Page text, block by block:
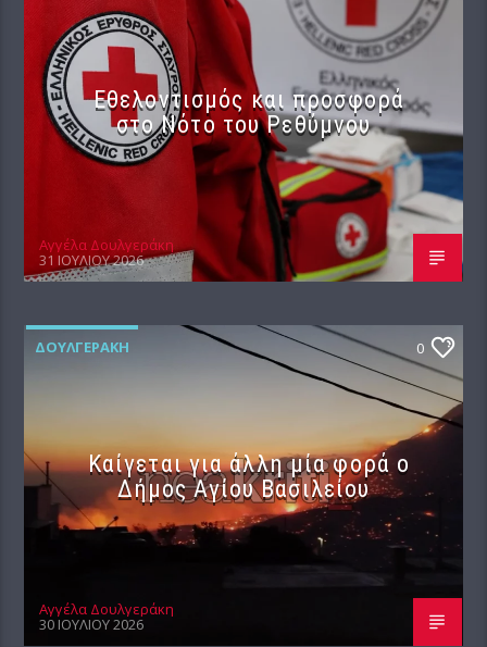
Εθελοντισμός και προσφορά
στο Νότο του Ρεθύμνου
Αγγέλα Δουλγεράκη
31 ΙΟΥΛΊΟΥ 2026
ΔΟΥΛΓΕΡΆΚΗ 0
Καίγεται για άλλη μία φορά ο
Δήμος Αγίου Βασιλείου
Αγγέλα Δουλγεράκη
30 ΙΟΥΛΊΟΥ 2026